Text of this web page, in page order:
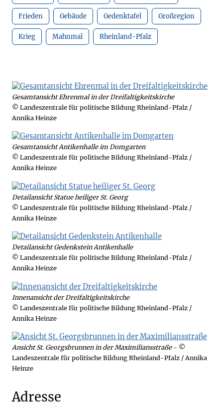
Frieden Gebäude Gedenktafel Großregion
Krieg Mahnmal Rheinland-Pfalz
Gesamtansicht Ehrenmal in der Dreifaltigkeitskirche
© Landeszentrale für politische Bildung Rheinland-Pfalz /
Annika Heinze
Gesamtansicht Antikenhalle im Domgarten
© Landeszentrale für politische Bildung Rheinland-Pfalz /
Annika Heinze
Detailansicht Statue heiliger St. Georg
© Landeszentrale für politische Bildung Rheinland-Pfalz /
Annika Heinze
Detailansicht Gedenkstein Antikenhalle
© Landeszentrale für politische Bildung Rheinland-Pfalz /
Annika Heinze
Innenansicht der Dreifaltigkeitskirche
© Landeszentrale für politische Bildung Rheinland-Pfalz /
Annika Heinze
Ansicht St. Georgsbrunnen in der Maximiliansstraße- ©
Landeszentrale für politische Bildung Rheinland-Pfalz / Annika
Heinze
Adresse